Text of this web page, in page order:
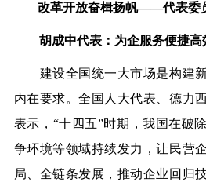
改革开放奋楫扬帆——代表委
胡成中代表：为企服务便捷高
建设全国统一大市场是构建新
内在要求。全国人大代表、德力
表示，“十四五”时期，我国在破
争环境等领域持续发力，让民营
局、全链条发展，推动企业回归